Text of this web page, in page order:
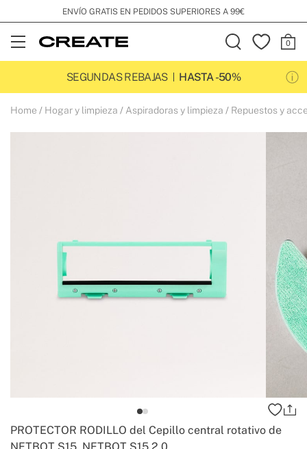
ENVÍO GRATIS EN PEDIDOS SUPERIORES A 99€
Open
Menu
SEGUNDAS REBAJAS
HASTA -50%
Home Hogar y limpieza Aspiradoras y limpieza Repuestos y
PROTECTOR RODILLO del Cepillo central rotativo de